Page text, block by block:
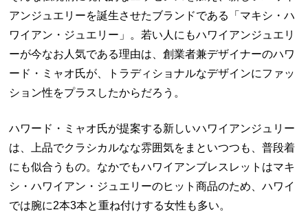
アンジュエリーを誕生させたブランドである「マキシ・ハ
ワイアン・ジュエリー」。若い人にもハワイアンジュエリ
ーが今なお人気である理由は、創業者兼デザイナーのハワ
ード・ミャオ氏が、トラディショナルなデザインにファッ
ション性をプラスしたからだろう。
ハワード・ミャオ氏が提案する新しいハワイアンジュリー
は、上品でクラシカルなな雰囲気をまといつつも、普段着
にも似合うもの。なかでもハワイアンブレスレットはマキ
シ・ハワイアン・ジュエリーのヒット商品のため、ハワイ
では腕に2本3本と重ね付けする女性も多い。